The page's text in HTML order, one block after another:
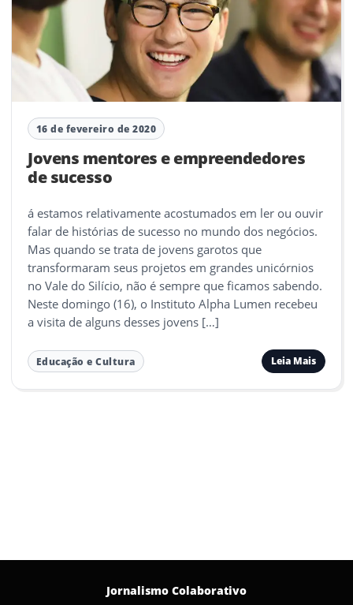
16 de fevereiro de 2020
Jovens mentores e empreendedores
de sucesso
á estamos relativamente acostumados em ler ou ouvir
falar de histórias de sucesso no mundo dos negócios.
Mas quando se trata de jovens garotos que
transformaram seus projetos em grandes unicórnios
no Vale do Silício, não é sempre que ficamos sabendo.
Neste domingo (16), o Instituto Alpha Lumen recebeu
a visita de alguns desses jovens […]
Educação e Cultura Leia Mais
Jornalismo Colaborativo